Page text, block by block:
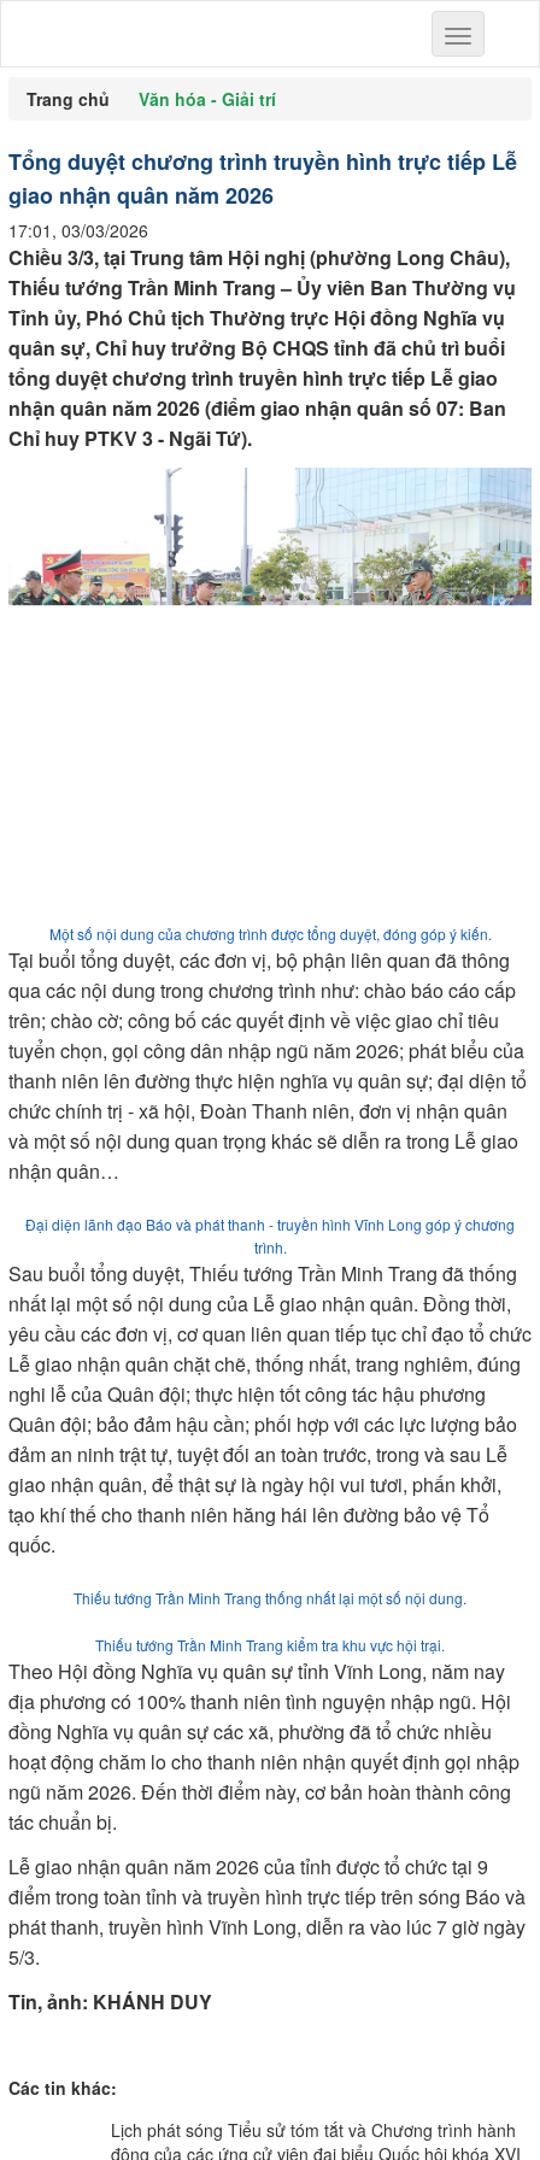
Toggle
navigation
Trang chủ
Văn hóa - Giải trí
Tổng duyệt chương trình truyền hình trực tiếp Lễ
giao nhận quân năm 2026
17:01, 03/03/2026
Chiều 3/3, tại Trung tâm Hội nghị (phường Long Châu),
Thiếu tướng Trần Minh Trang – Ủy viên Ban Thường vụ
Tỉnh ủy, Phó Chủ tịch Thường trực Hội đồng Nghĩa vụ
quân sự, Chỉ huy trưởng Bộ CHQS tỉnh đã chủ trì buổi
tổng duyệt chương trình truyền hình trực tiếp Lễ giao
nhận quân năm 2026 (điểm giao nhận quân số 07: Ban
Chỉ huy PTKV 3 - Ngãi Tứ).
Một số nội dung của chương trình được tổng duyệt, đóng góp ý kiến.
Tại buổi tổng duyệt, các đơn vị, bộ phận liên quan đã thông
qua các nội dung trong chương trình như: chào báo cáo cấp
trên; chào cờ; công bố các quyết định về việc giao chỉ tiêu
tuyển chọn, gọi công dân nhập ngũ năm 2026; phát biểu của
thanh niên lên đường thực hiện nghĩa vụ quân sự; đại diện tổ
chức chính trị - xã hội, Đoàn Thanh niên, đơn vị nhận quân
và một số nội dung quan trọng khác sẽ diễn ra trong Lễ giao
nhận quân…
Đại diện lãnh đạo Báo và phát thanh - truyền hình Vĩnh Long góp ý chương
trình.
Sau buổi tổng duyệt, Thiếu tướng Trần Minh Trang đã thống
nhất lại một số nội dung của Lễ giao nhận quân. Đồng thời,
yêu cầu các đơn vị, cơ quan liên quan tiếp tục chỉ đạo tổ chức
Lễ giao nhận quân chặt chẽ, thống nhất, trang nghiêm, đúng
nghi lễ của Quân đội; thực hiện tốt công tác hậu phương
Quân đội; bảo đảm hậu cần; phối hợp với các lực lượng bảo
đảm an ninh trật tự, tuyệt đối an toàn trước, trong và sau Lễ
giao nhận quân, để thật sự là ngày hội vui tươi, phấn khởi,
tạo khí thế cho thanh niên hăng hái lên đường bảo vệ Tổ
quốc.
Thiếu tướng Trần Minh Trang thống nhất lại một số nội dung.
Thiếu tướng Trần Minh Trang kiểm tra khu vực hội trại.
Theo Hội đồng Nghĩa vụ quân sự tỉnh Vĩnh Long, năm nay
địa phương có 100% thanh niên tình nguyện nhập ngũ. Hội
đồng Nghĩa vụ quân sự các xã, phường đã tổ chức nhiều
hoạt động chăm lo cho thanh niên nhận quyết định gọi nhập
ngũ năm 2026. Đến thời điểm này, cơ bản hoàn thành công
tác chuẩn bị.
Lễ giao nhận quân năm 2026 của tỉnh được tổ chức tại 9
điểm trong toàn tỉnh và truyền hình trực tiếp trên sóng Báo và
phát thanh, truyền hình Vĩnh Long, diễn ra vào lúc 7 giờ ngày
5/3.
Tin, ảnh: KHÁNH DUY
Các tin khác:
Lịch phát sóng Tiểu sử tóm tắt và Chương trình hành
động của các ứng cử viên đại biểu Quốc hội khóa XVI